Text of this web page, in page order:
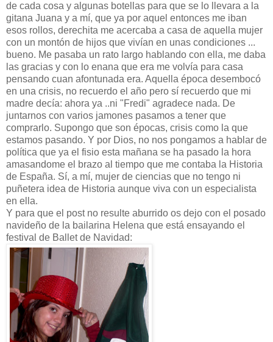
de cada cosa y algunas botellas para que se lo llevara a la
gitana Juana y a mí, que ya por aquel entonces me iban
esos rollos, derechita me acercaba a casa de aquella mujer
con un montón de hijos que vivían en unas condiciones ...
bueno. Me pasaba un rato largo hablando con ella, me daba
las gracias y con lo enana que era me volvía para casa
pensando cuan afontunada era. Aquella época desembocó
en una crisis, no recuerdo el año pero sí recuerdo que mi
madre decía: ahora ya ..ni "Fredi" agradece nada. De
juntarnos con varios jamones pasamos a tener que
comprarlo. Supongo que son épocas, crisis como la que
estamos pasando. Y por Dios, no nos pongamos a hablar de
política que ya el fisio esta mañana se ha pasado la hora
amasandome el brazo al tiempo que me contaba la Historia
de España. Sí, a mí, mujer de ciencias que no tengo ni
puñetera idea de Historia aunque viva con un especialista
en ella.
Y para que el post no resulte aburrido os dejo con el posado
navideño de la bailarina Helena que está ensayando el
festival de Ballet de Navidad: